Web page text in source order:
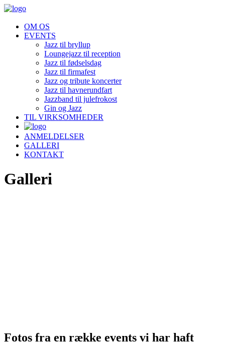
OM OS
EVENTS
Jazz til bryllup
Loungejazz til reception
Jazz til fødselsdag
Jazz til firmafest
Jazz og tribute koncerter
Jazz til havnerundfart
Jazzband til julefrokost
Gin og Jazz
TIL VIRKSOMHEDER
ANMELDELSER
GALLERI
KONTAKT
Galleri
Fotos fra en række events vi har haft